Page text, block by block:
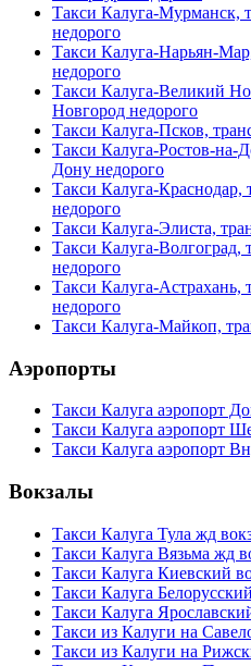
Такси Калуга-Мурманск,
недорого
Такси Калуга-Нарьян-
недорого
Такси Калуга-Великий
Новгород недорого
Такси Калуга-Псков,
Такси Калуга-Ростов-на-
Дону недорого
Такси Калуга-Краснодар,
недорого
Такси Калуга-Элиста,
Такси Калуга-Волгоград,
недорого
Такси Калуга-Астрахань,
недорого
Такси Калуга-Майкоп,
Аэропорты
Такси Калуга аэропорт
Такси Калуга аэропорт
Такси Калуга аэропорт
Вокзалы
Такси Калуга Тула жд
Такси Калуга Вязьма жд
Такси Калуга Киевский
Такси Калуга
Такси Калуга
Такси из Калуги на
Такси из Калуги на